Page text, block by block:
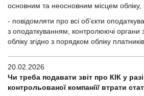
основним та неосновним місцем обліку,
- повідомляти про всі об'єкти
з оподаткуванням, контролюючі органи
обліку згідно з порядком обліку
20.02.2026
Чи треба подавати звіт про КІК у разі
контрольованої компанії/ втрати